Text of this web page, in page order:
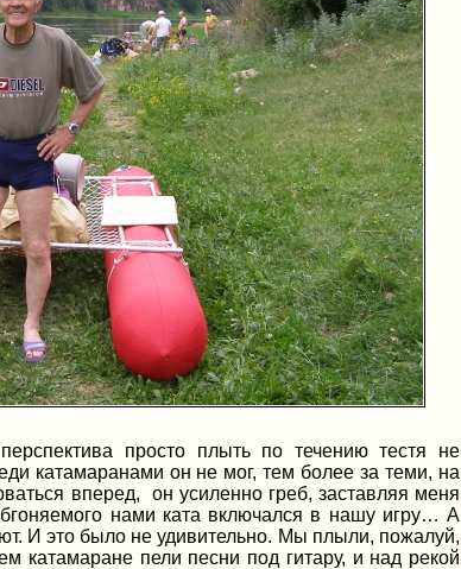
просто плыть по течению тестя не
катамаранами он не мог, тем более за теми, на
вперед,
он усиленно греб, заставляя меня
нами ката включался в нашу игру… А
И это было не удивительно. Мы плыли, пожалуй,
катамаране пели песни под гитару, и над рекой